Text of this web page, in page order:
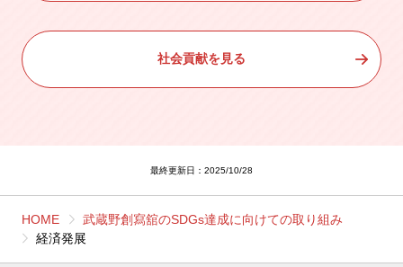
社会貢献を見る
最終更新日：2025/10/28
HOME
武蔵野創寫舘のSDGs達成に向けての取り組み
経済発展